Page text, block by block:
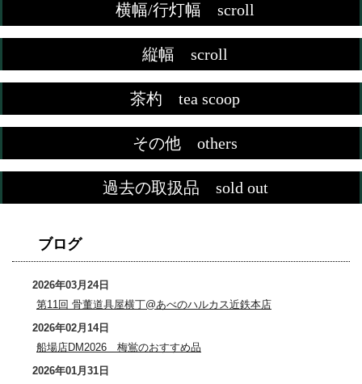
横幅/行灯幅 scroll
縦幅 scroll
茶杓 tea scoop
その他 others
過去の取扱品 sold out
ブログ
2026年03月24日
第11回 骨董道具屋横丁@あべのハルカス近鉄本店
2026年02月14日
船場店DM2026 梅鴬のおすすめ品
2026年01月31日